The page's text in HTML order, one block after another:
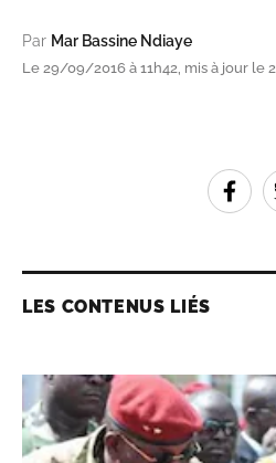
Par Mar Bassine Ndiaye
Le 29/09/2016 à 11h42, mis à jour le
LES CONTENUS LIÉS